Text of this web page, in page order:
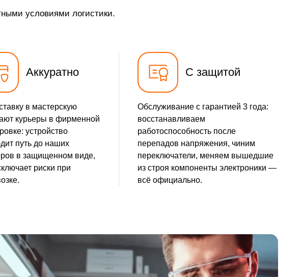
условиями логистики.
Аккуратно
в мастерскую
курьеры в фирменной
устройство
путь до наших
в защищенном виде,
риски при
С защитой
Обслуживание с гарантией 3 года:
восстанавливаем
работоспособность после
перепадов напряжения, чиним
переключатели, меняем вышедшие
из строя компоненты электроники —
всё официально.